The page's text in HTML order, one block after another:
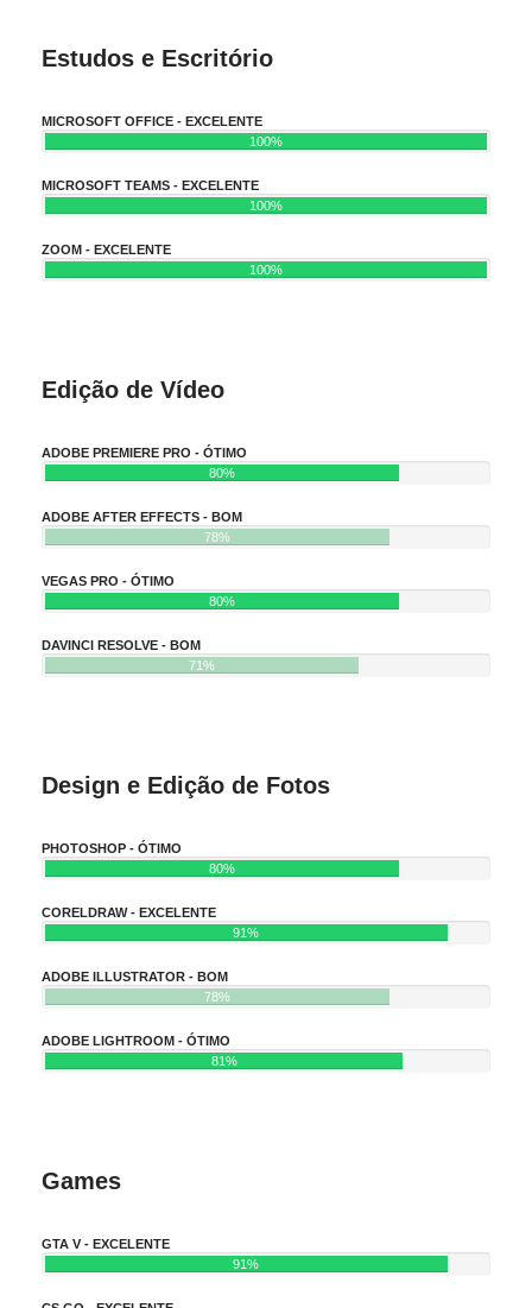
Estudos e Escritório
MICROSOFT OFFICE - EXCELENTE
100%
MICROSOFT TEAMS - EXCELENTE
100%
ZOOM - EXCELENTE
100%
Edição de Vídeo
ADOBE PREMIERE PRO - ÓTIMO
80%
ADOBE AFTER EFFECTS - BOM
78%
VEGAS PRO - ÓTIMO
80%
DAVINCI RESOLVE - BOM
71%
Design e Edição de Fotos
PHOTOSHOP - ÓTIMO
80%
CORELDRAW - EXCELENTE
91%
ADOBE ILLUSTRATOR - BOM
78%
ADOBE LIGHTROOM - ÓTIMO
81%
Games
GTA V - EXCELENTE
91%